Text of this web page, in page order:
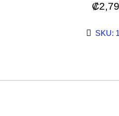
₡
SKU: